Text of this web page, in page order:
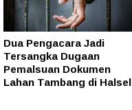
Dua Pengacara Jadi
Tersangka Dugaan
Pemalsuan Dokumen
Lahan Tambang di Halsel